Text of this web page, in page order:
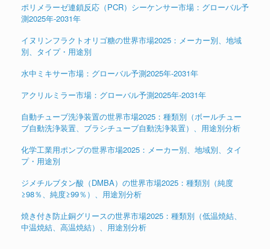
ポリメラーゼ連鎖反応（PCR）シーケンサー市場：グローバル予
測2025年-2031年
イヌリンフラクトオリゴ糖の世界市場2025：メーカー別、地域
別、タイプ・用途別
水中ミキサー市場：グローバル予測2025年-2031年
アクリルミラー市場：グローバル予測2025年-2031年
自動チューブ洗浄装置の世界市場2025：種類別（ボールチュー
ブ自動洗浄装置、ブラシチューブ自動洗浄装置）、用途別分析
化学工業用ポンプの世界市場2025：メーカー別、地域別、タイ
プ・用途別
ジメチルブタン酸（DMBA）の世界市場2025：種類別（純度
≥98％、純度≥99％）、用途別分析
焼き付き防止銅グリースの世界市場2025：種類別（低温焼結、
中温焼結、高温焼結）、用途別分析